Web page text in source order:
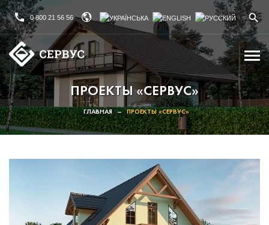
0 800 21 56 56
ПРОЕКТЫ «СЕРВУС»
ГЛАВНАЯ – ПРОЕКТЫ «СЕРВУС»